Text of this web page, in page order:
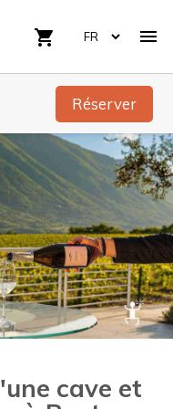

shopping_cart
Réserver
cave et